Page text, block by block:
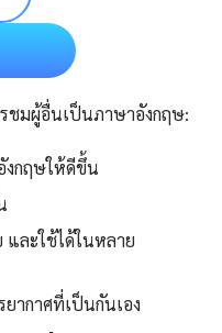
ชมผู้อื่นเป็นภาษาอังกฤษ:
กฤษให้ดีขึ้น
และใช้ได้ในหลาย
ยากาศที่เป็นกันเอง